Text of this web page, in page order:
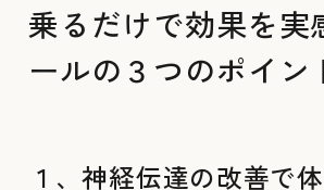
乗るだけで効果を実
ールの３つのポイン
１、神経伝達の改善で